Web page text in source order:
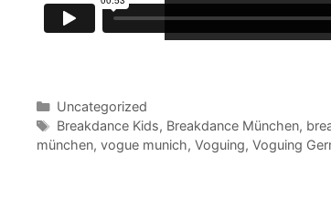
Kategorien
Uncategorized
Schlagwörter
Breakdance Kids, Breakdance München,
münchen, vogue munich, Voguing, Voguing